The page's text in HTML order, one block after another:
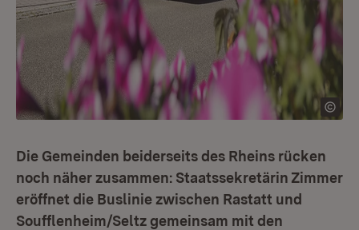
Die Gemeinden beiderseits des Rheins rücken
noch näher zusammen: Staatssekretärin Zimmer
eröffnet die Buslinie zwischen Rastatt und
Soufflenheim/Seltz gemeinsam mit den